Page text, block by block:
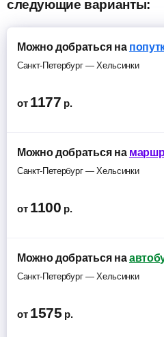
следующие варианты:
Можно добраться на
Санкт-Петербург — Хельсинки
от 1177 р.
Можно добраться на
Санкт-Петербург — Хельсинки
от 1100 р.
Можно добраться на
Санкт-Петербург — Хельсинки
от 1575 р.